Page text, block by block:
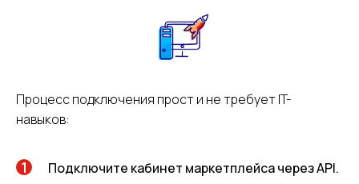
Процесс подключения прост и не требует IT-
навыков:
Подключите кабинет маркетплейса через API.